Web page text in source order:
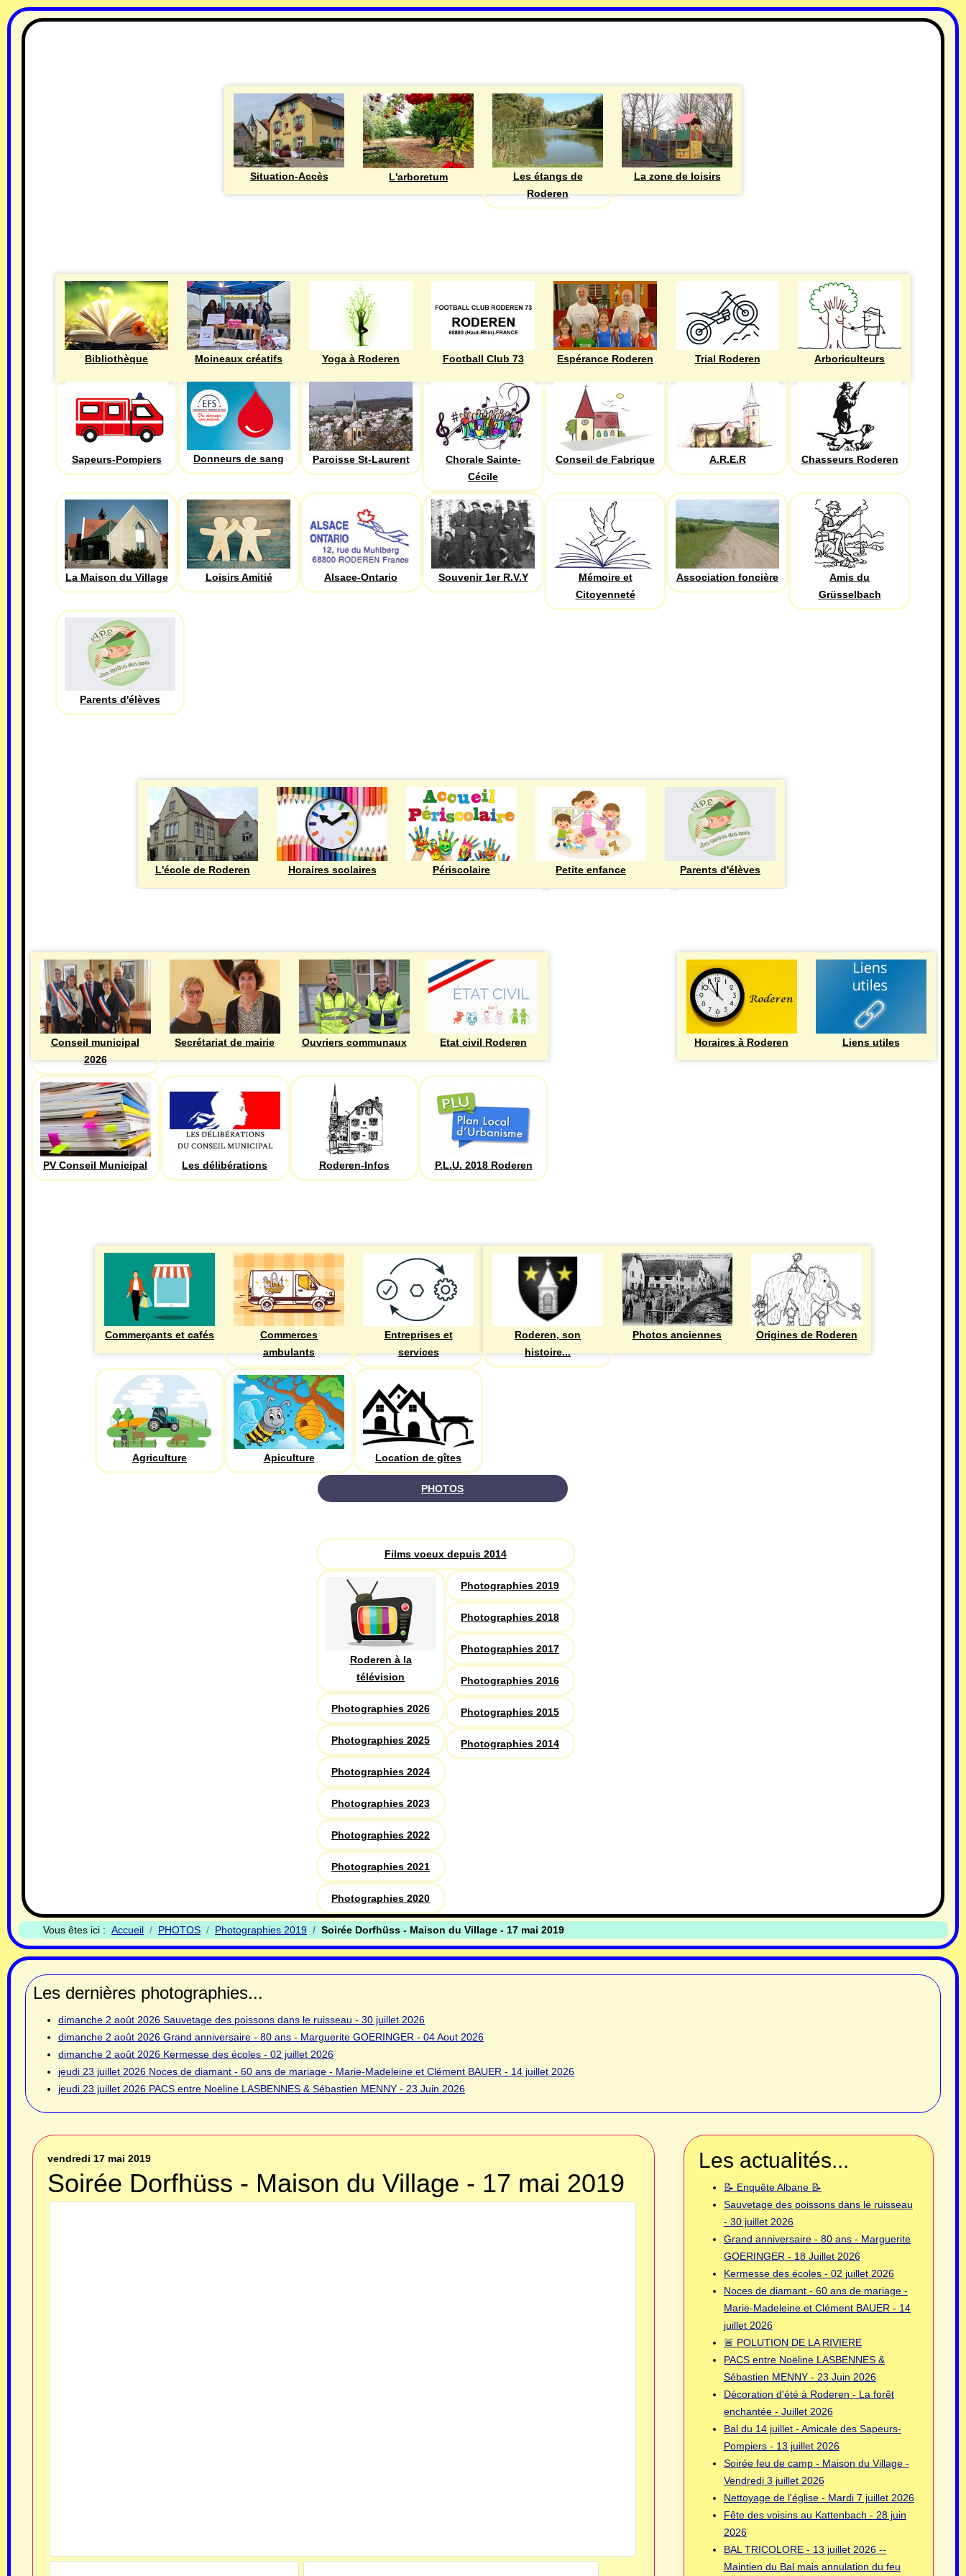
Situation-Accès L'arboretum
Les étangs de
Roderen
La zone de loisirs
Bibliothèque Moineaux créatifs Yoga à Roderen Football Club 73 Espérance Roderen Trial Roderen Arboriculteurs
Sapeurs-Pompiers Donneurs de sang Paroisse St-Laurent
Chorale Sainte-
Cécile
Conseil de Fabrique A.R.E.R Chasseurs Roderen
La Maison du Village Loisirs Amitié Alsace-Ontario Souvenir 1er R.V.Y
Mémoire et
Citoyenneté
Association foncière
Amis du
Grüsselbach
Parents d'élèves
L'école de Roderen Horaires scolaires Périscolaire Petite enfance Parents d'élèves
Conseil municipal
2026
Secrétariat de mairie Ouvriers communaux Etat civil Roderen
PV Conseil Municipal Les délibérations Roderen-Infos P.L.U. 2018 Roderen
Horaires à Roderen Liens utiles
Commerçants et cafés
Commerces
ambulants
Entreprises et
services
Agriculture Apiculture Location de gîtes
Roderen, son
histoire...
Photos anciennes Origines de Roderen
PHOTOS
Films voeux depuis 2014
Roderen à la
télévision
Photographies 2026
Photographies 2025
Photographies 2024
Photographies 2023
Photographies 2022
Photographies 2021
Photographies 2020
Photographies 2019
Photographies 2018
Photographies 2017
Photographies 2016
Photographies 2015
Photographies 2014
Vous êtes ici : Accueil PHOTOS Photographies 2019 Soirée Dorfhüss - Maison du Village - 17 mai 2019
Les dernières photographies...
dimanche 2 août 2026 Sauvetage des poissons dans le ruisseau - 30 juillet 2026
dimanche 2 août 2026 Grand anniversaire - 80 ans - Marguerite GOERINGER - 04 Aout 2026
dimanche 2 août 2026 Kermesse des écoles - 02 juillet 2026
jeudi 23 juillet 2026 Noces de diamant - 60 ans de mariage - Marie-Madeleine et Clément BAUER - 14 juillet 2026
jeudi 23 juillet 2026 PACS entre Noëline LASBENNES & Sébastien MENNY - 23 Juin 2026
vendredi 17 mai 2019
Soirée Dorfhüss - Maison du Village - 17 mai 2019
Les actualités...
📝 Enquête Albane 📝
Sauvetage des poissons dans le ruisseau
- 30 juillet 2026
Grand anniversaire - 80 ans - Marguerite
GOERINGER - 18 Juillet 2026
Kermesse des écoles - 02 juillet 2026
Noces de diamant - 60 ans de mariage -
Marie-Madeleine et Clément BAUER - 14
juillet 2026
🚨 POLUTION DE LA RIVIERE
PACS entre Noëline LASBENNES &
Sébastien MENNY - 23 Juin 2026
Décoration d'été à Roderen - La forêt
enchantée - Juillet 2026
Bal du 14 juillet - Amicale des Sapeurs-
Pompiers - 13 juillet 2026
Soirée feu de camp - Maison du Village -
Vendredi 3 juillet 2026
Nettoyage de l'église - Mardi 7 juillet 2026
Fête des voisins au Kattenbach - 28 juin
2026
BAL TRICOLORE - 13 juillet 2026 --
Maintien du Bal mais annulation du feu